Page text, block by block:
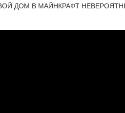
ДОМ В МАЙНКРАФТ